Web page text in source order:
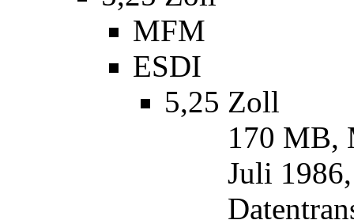
MFM
ESDI
5,25 Zoll
170 MB,
Juli